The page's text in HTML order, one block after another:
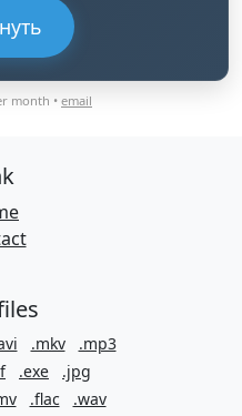
month •email
.mkv
.mp3
.exe
.jpg
.flac .wav